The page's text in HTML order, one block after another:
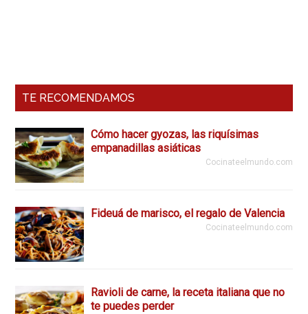
Primaria
TE RECOMENDAMOS
Cómo hacer gyozas, las riquísimas
empanadillas asiáticas
Cocinateelmundo.com
Fideuá de marisco, el regalo de Valencia
Cocinateelmundo.com
Ravioli de carne, la receta italiana que no
te puedes perder